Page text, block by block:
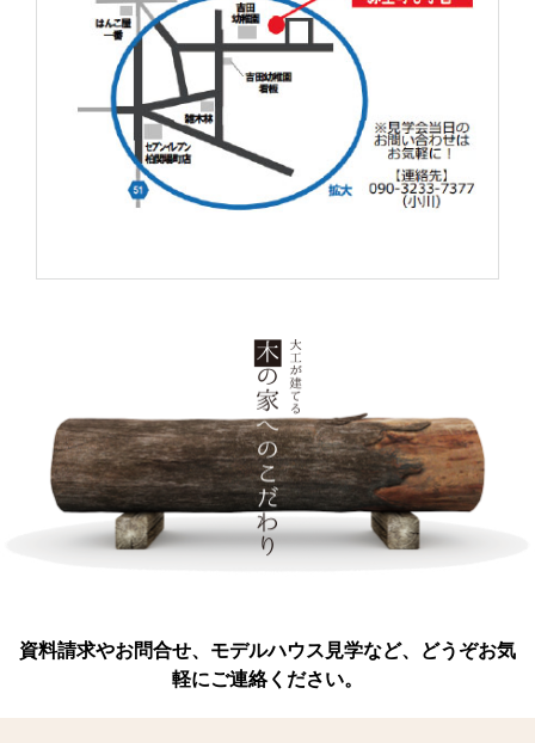
資料請求やお問合せ、モデルハウス見学など、どうぞお気
軽にご連絡ください。